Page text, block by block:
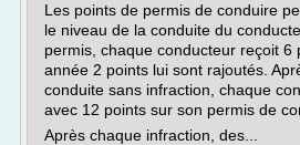
Les points de permis de conduire
le niveau de la conduite du
permis, chaque conducteur reçoit 6
année 2 points lui sont rajoutés.
conduite sans infraction, chaque
avec 12 points sur son permis de
Après chaque infraction, des...